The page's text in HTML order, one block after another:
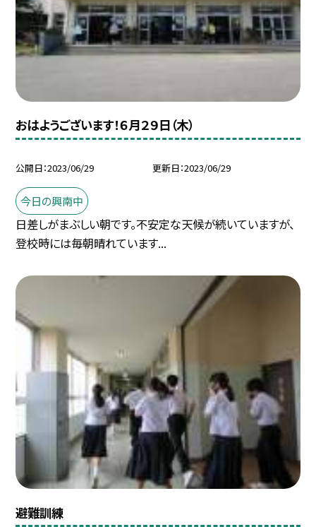
おはようございます！６月２９日（木）
公開日 2023/06/29 更新日 2023/06/29
今日の興南中
日差しがまぶしい朝です。不安定な天候が続いていますが、
登校時には毎朝晴れています...
避難訓練